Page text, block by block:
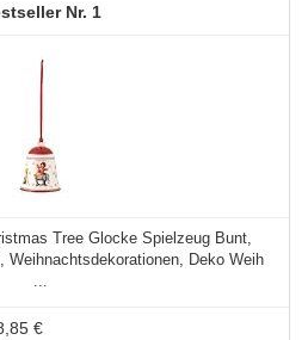
1
Tree Glocke Spielzeug Bunt,
Weihnachtsdekorationen, Deko Weih
€